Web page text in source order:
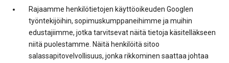
Rajaamme henkilötietojen käyttöoikeuden Googlen
työntekijöihin, sopimuskumppaneihimme ja muihin
edustajiimme, jotka tarvitsevat näitä tietoja käsitelläkseen
niitä puolestamme. Näitä henkilöitä sitoo
salassapitovelvollisuus, jonka rikkominen saattaa johtaa